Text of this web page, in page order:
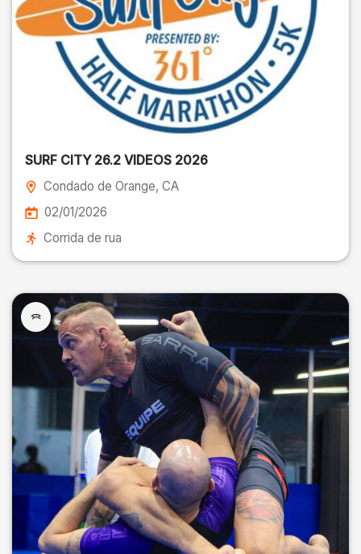
SURF CITY 26.2 VIDEOS 2026
Condado de Orange, CA
02/01/2026
Corrida de rua